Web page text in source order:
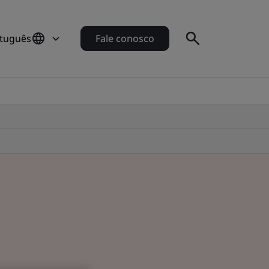
Fale conosco